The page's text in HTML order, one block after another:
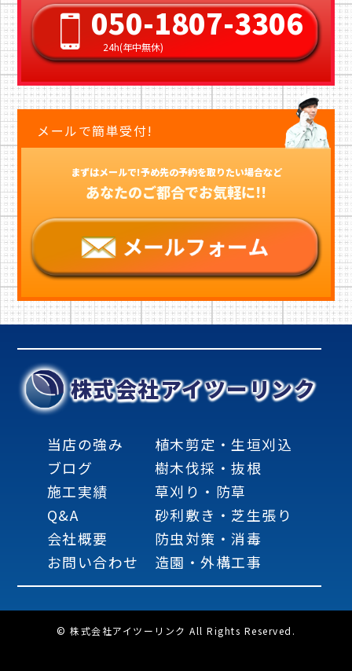
050-1807-3306
24h(年中無休)
メールで簡単受付!
まずはメールで!予め先の予約を取りたい場合など
あなたのご都合でお気軽に!!
株式会社アイツーリンク
当店の強み
ブログ
施工実績
Q&A
会社概要
お問い合わせ
植木剪定・生垣刈込
樹木伐採・抜根
草刈り・防草
砂利敷き・芝生張り
防虫対策・消毒
造園・外構工事
© 株式会社アイツーリンク All Rights Reserved.